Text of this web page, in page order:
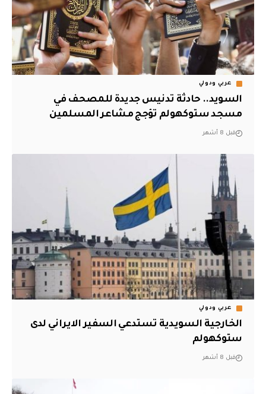
عربي ودولي
السويد.. حادثة تدنيس جديدة للمصحف في
مسجد ستوكهولم تؤجج مشاعر المسلمين
قبل 8 أشهر
عربي ودولي
الخارجية السويدية تستدعي السفير الايراني لدى
ستوكهولم
قبل 8 أشهر